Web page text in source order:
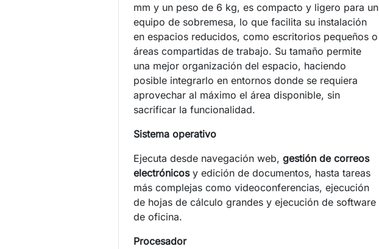
mm y un peso de 6 kg, es compacto y ligero para un
equipo de sobremesa, lo que facilita su instalación
en espacios reducidos, como escritorios pequeños o
áreas compartidas de trabajo. Su tamaño permite
una mejor organización del espacio, haciendo
posible integrarlo en entornos donde se requiera
aprovechar al máximo el área disponible, sin
sacrificar la funcionalidad.
Sistema operativo
Ejecuta desde navegación web,gestión de correos
electrónicosy edición de documentos, hasta tareas
más complejas como videoconferencias, ejecución
de hojas de cálculo grandes y ejecución de software
de oficina.
Procesador